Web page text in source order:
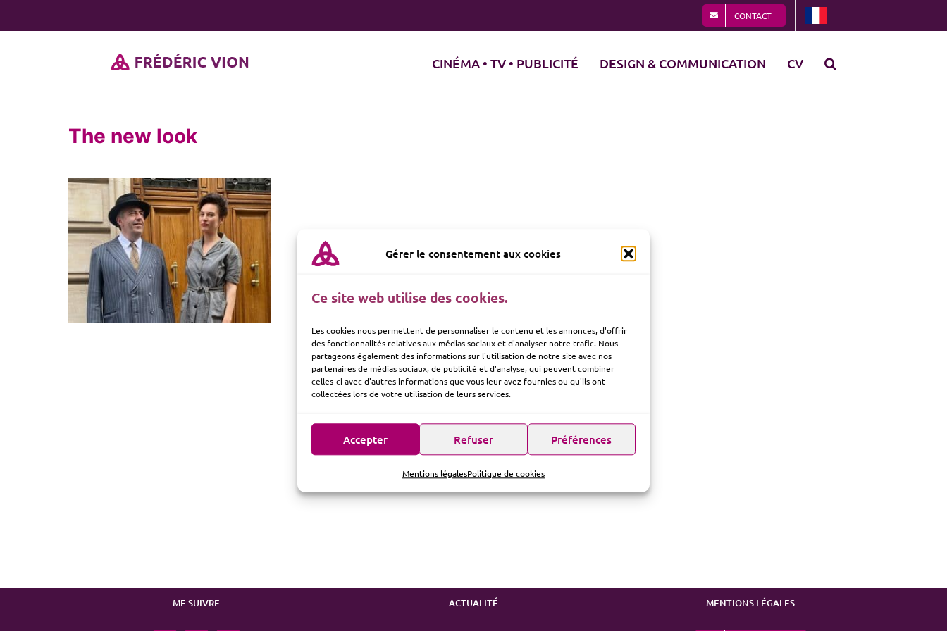
Gérer le consentement aux cookies
Ce site web utilise des cookies.
Les cookies nous permettent de personnaliser le contenu et les annonces, d'offrir
des fonctionnalités relatives aux médias sociaux et d'analyser notre trafic. Nous
partageons également des informations sur l'utilisation de notre site avec nos
partenaires de médias sociaux, de publicité et d'analyse, qui peuvent combiner
celles-ci avec d'autres informations que vous leur avez fournies ou qu'ils ont
collectées lors de votre utilisation de leurs services.
Accepter Refuser Préférences
Mentions légalesPolitique de cookies
au
CONTACT
CINÉMA • TV • PUBLICITÉ DESIGN & COMMUNICATION CV
The new look
ME SUIVRE ACTUALITÉ MENTIONS LÉGALES